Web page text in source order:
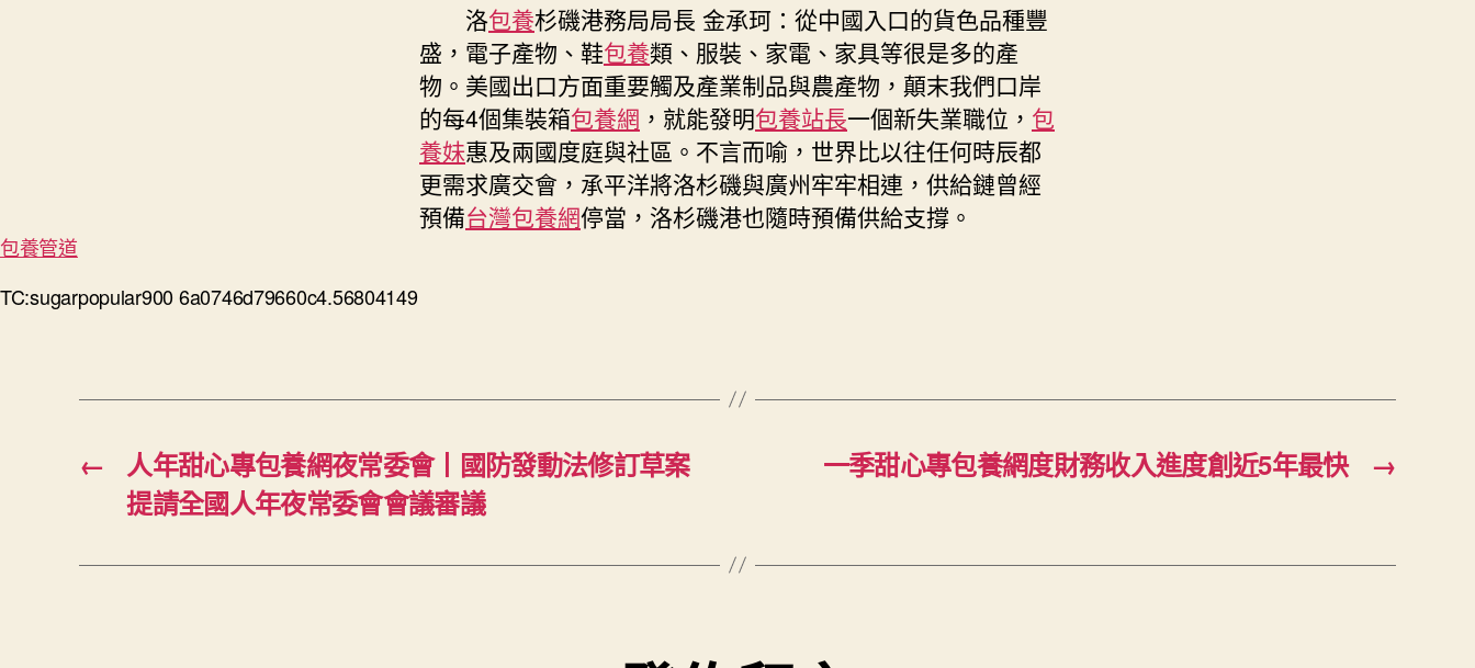
洛包養杉磯港務局局長 金承珂：從中國入口的貨色品種豐
盛，電子產物、鞋包養類、服裝、家電、家具等很是多的產
物。美國出口方面重要觸及產業制品與農產物，顛末我們口岸
的每4個集裝箱包養網 ，就能發明包養站長一個新失業職位， 包
養妹惠及兩國度庭與社區。不言而喻，世界比以往任何時辰都
更需求廣交會，承平洋將洛杉磯與廣州牢牢相連，供給鏈曾經
預備台灣包養網停當，洛杉磯港也隨時預備供給支撐。
包養管道
TC:sugarpopular900 6a0746d79660c4.56804149
←
人年甜心專包養網夜常委會丨國防發動法修訂草案
提請全國人年夜常委會會議審議
→
一季甜心專包養網度財務收入進度創近5年最快